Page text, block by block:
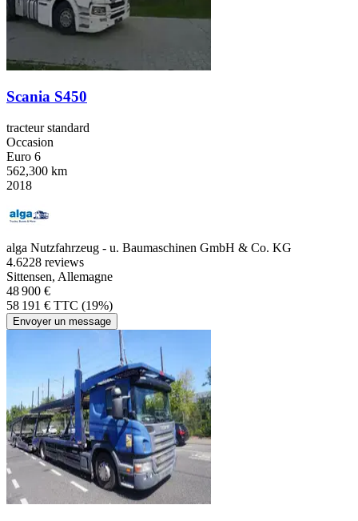
Scania S450
tracteur standard
Occasion
Euro 6
562,300 km
2018
alga Nutzfahrzeug - u. Baumaschinen GmbH & Co. KG
4.6228 reviews
Sittensen, Allemagne
48 900 €
58 191 € TTC (19%)
Envoyer un message